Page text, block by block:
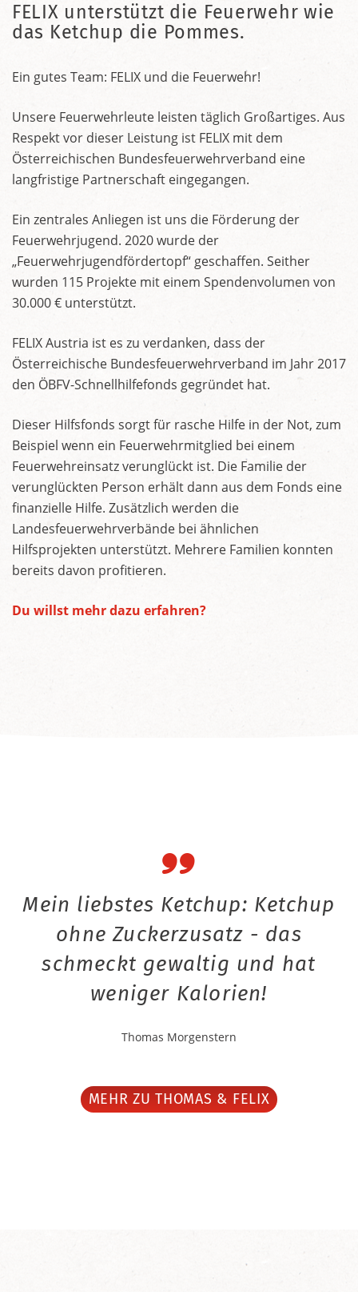
FELIX unterstützt die Feuerwehr wie
das Ketchup die Pommes.
Ein gutes Team: FELIX und die Feuerwehr!
Unsere Feuerwehrleute leisten täglich Großartiges. Aus
Respekt vor dieser Leistung ist FELIX mit dem
Österreichischen Bundesfeuerwehrverband eine
langfristige Partnerschaft eingegangen.
Ein zentrales Anliegen ist uns die Förderung der
Feuerwehrjugend. 2020 wurde der
„Feuerwehrjugendfördertopf“ geschaffen. Seither
wurden 115 Projekte mit einem Spendenvolumen von
30.000 € unterstützt.
FELIX Austria ist es zu verdanken, dass der
Österreichische Bundesfeuerwehrverband im Jahr 2017
den ÖBFV-Schnellhilfefonds gegründet hat.
Dieser Hilfsfonds sorgt für rasche Hilfe in der Not, zum
Beispiel wenn ein Feuerwehrmitglied bei einem
Feuerwehreinsatz verunglückt ist. Die Familie der
verunglückten Person erhält dann aus dem Fonds eine
finanzielle Hilfe. Zusätzlich werden die
Landesfeuerwehrverbände bei ähnlichen
Hilfsprojekten unterstützt. Mehrere Familien konnten
bereits davon profitieren.
Du willst mehr dazu erfahren?
Mein liebstes Ketchup: Ketchup
ohne Zuckerzusatz - das
schmeckt gewaltig und hat
weniger Kalorien!
Thomas Morgenstern
MEHR ZU THOMAS & FELIX